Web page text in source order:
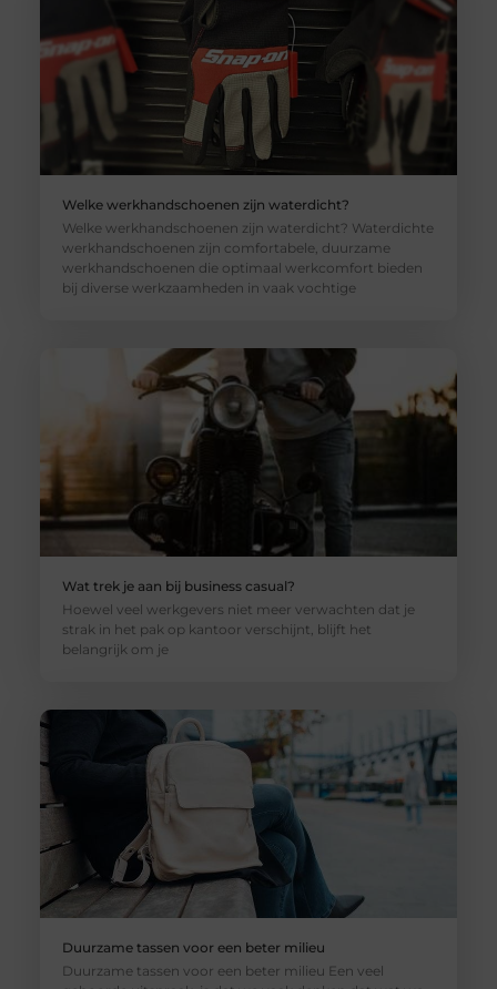
Welke werkhandschoenen zijn waterdicht?
Welke werkhandschoenen zijn waterdicht? Waterdichte
werkhandschoenen zijn comfortabele, duurzame
werkhandschoenen die optimaal werkcomfort bieden
bij diverse werkzaamheden in vaak vochtige
Wat trek je aan bij business casual?
Hoewel veel werkgevers niet meer verwachten dat je
strak in het pak op kantoor verschijnt, blijft het
belangrijk om je
Duurzame tassen voor een beter milieu
Duurzame tassen voor een beter milieu Een veel